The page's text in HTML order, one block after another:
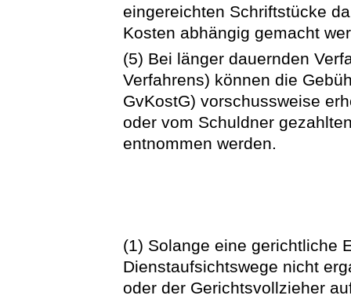
eingereichten Schriftstücke
Kosten abhängig gemacht
(5) Bei länger dauernden
Verfahrens) können die
GvKostG) vorschussweise
oder vom Schuldner
entnommen werden.
(1) Solange eine gerichtliche
Dienstaufsichtswege nicht
oder der Gerichtsvollzieher